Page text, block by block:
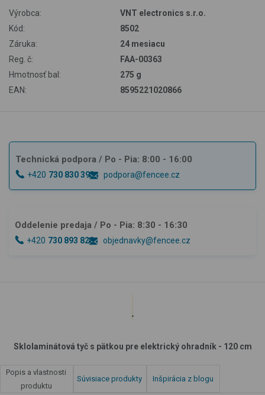
Výrobca:
VNT electronics s.r.o.
Kód:
8502
Záruka:
24 mesiacu
Reg. č:
FAA-00363
Hmotnosť bal:
275 g
EAN:
8595221020866
Technická podpora / Po - Pia: 8:00 - 16:00
+420 730 830 393 podpora@fencee.cz
Oddelenie predaja / Po - Pia: 8:30 - 16:30
+420 730 893 828 objednavky@fencee.cz
Sklolaminátová tyč s pätkou pre elektrický ohradník - 120 cm
Popis a vlastnosti
produktu
Súvisiace produkty Inšpirácia z blogu